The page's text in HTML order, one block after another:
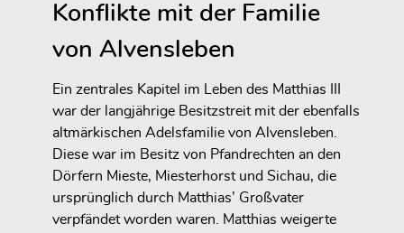
Konflikte mit der Familie
von Alvensleben
Ein zentrales Kapitel im Leben des Matthias III
war der langjährige Besitzstreit mit der ebenfalls
altmärkischen Adelsfamilie von Alvensleben.
Diese war im Besitz von Pfandrechten an den
Dörfern Mieste, Miesterhorst und Sichau, die
ursprünglich durch Matthias’ Großvater
verpfändet worden waren. Matthias weigerte